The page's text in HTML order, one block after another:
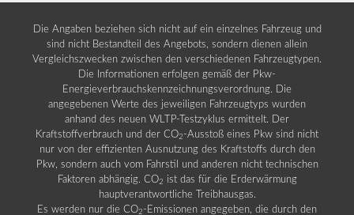
Die Angaben beziehen sich nicht auf ein einzelnes Fahrzeug und
sind nicht Bestandteil des Angebots, sondern dienen allein
Vergleichszwecken zwischen den verschiedenen Fahrzeugtypen.
Die Informationen erfolgen gemäß der Pkw-
Energieverbrauchskennzeichnungsverordnung. Die
angegebenen Werte des jeweiligen Fahrzeugtyps wurden
anhand des neuen WLTP-Testzyklus ermittelt. Der
Kraftstoffverbrauch und der CO2 -Ausstoß eines Pkw sind nicht
nur von der effizienten Ausnutzung des Kraftstoffs durch den
Pkw, sondern auch vom Fahrstil und anderen nicht technischen
Faktoren abhängig. CO2 ist das für die Erderwärmung
hauptverantwortliche Treibhausgas.
Es werden nur die CO2 -Emissionen angegeben, die durch den